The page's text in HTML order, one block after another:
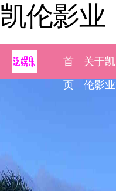
凯伦影业
首
页
关于凯
伦影业